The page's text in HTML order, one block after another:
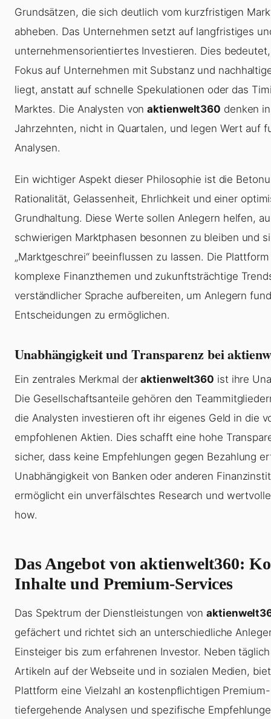
Grundsätzen, die sich deutlich vom kurzfristigen
abheben. Das Unternehmen setzt auf langfristiges
unternehmensorientiertes Investieren. Dies
Fokus auf Unternehmen mit Substanz und
liegt, anstatt auf schnelle Spekulationen oder das
Marktes. Die Analysten vonaktienwelt360 denken in
Jahrzehnten, nicht in Quartalen, und legen Wert auf
Analysen.
Ein wichtiger Aspekt dieser Philosophie ist die
Rationalität, Gelassenheit, Ehrlichkeit und einer
Grundhaltung. Diese Werte sollen Anlegern helfen,
schwierigen Marktphasen besonnen zu bleiben und
„Marktgeschrei“ beeinflussen zu lassen. Die
komplexe Finanzthemen und zukunftsträchtige
verständlicher Sprache aufbereiten, um Anlegern
Entscheidungen zu ermöglichen.
Unabhängigkeit und Transparenz bei
Ein zentrales Merkmal deraktienwelt360 ist ihre
Die Gesellschaftsanteile gehören den
die Analysten investieren oft ihr eigenes Geld in die
empfohlenen Aktien. Dies schafft eine hohe
sicher, dass keine Empfehlungen gegen Bezahlung
Unabhängigkeit von Banken oder anderen
ermöglicht ein unverfälschtes Research und
how.
Das Angebot von aktienwelt360:
Inhalte und Premium-Services
Das Spektrum der Dienstleistungen von
gefächert und richtet sich an unterschiedliche
Einsteiger bis zum erfahrenen Investor. Neben
Artikeln auf der Webseite und in sozialen Medien,
Plattform eine Vielzahl an kostenpflichtigen
tiefergehende Analysen und spezifische